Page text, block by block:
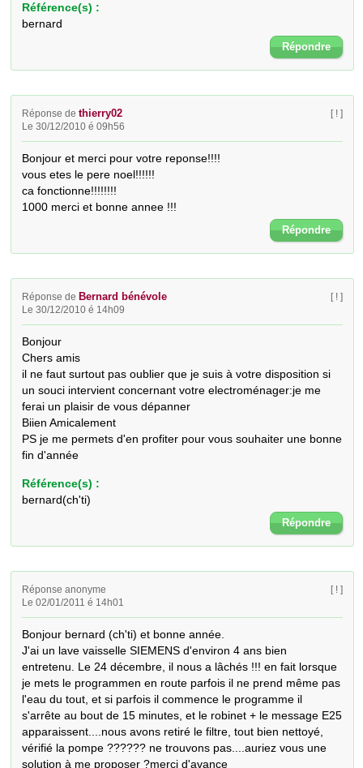
Référence(s) :
bernard
Répondre
Réponse dethierry02
Le 30/12/2010 é 09h56
[ ! ]
Bonjour et merci pour votre reponse!!!!
vous etes le pere noel!!!!!!
ca fonctionne!!!!!!!!
1000 merci et bonne annee !!!
Répondre
Réponse de Bernard bénévole
Le 30/12/2010 é 14h09
[ ! ]
Bonjour
Chers amis
il ne faut surtout pas oublier que je suis à votre disposition si
un souci intervient concernant votre electroménager:je me
ferai un plaisir de vous dépanner
Biien Amicalement
PS je me permets d'en profiter pour vous souhaiter une bonne
fin d'année
Référence(s) :
bernard(ch'ti)
Répondre
Réponse anonyme
Le 02/01/2011 é 14h01
[ ! ]
Bonjour bernard (ch'ti) et bonne année.
J'ai un lave vaisselle SIEMENS d'environ 4 ans bien
entretenu. Le 24 décembre, il nous a lâchés !!! en fait lorsque
je mets le programmen en route parfois il ne prend même pas
l'eau du tout, et si parfois il commence le programme il
s'arrête au bout de 15 minutes, et le robinet + le message E25
apparaissent....nous avons retiré le filtre, tout bien nettoyé,
vérifié la pompe ?????? ne trouvons pas....auriez vous une
solution à me proposer ?merci d'avance